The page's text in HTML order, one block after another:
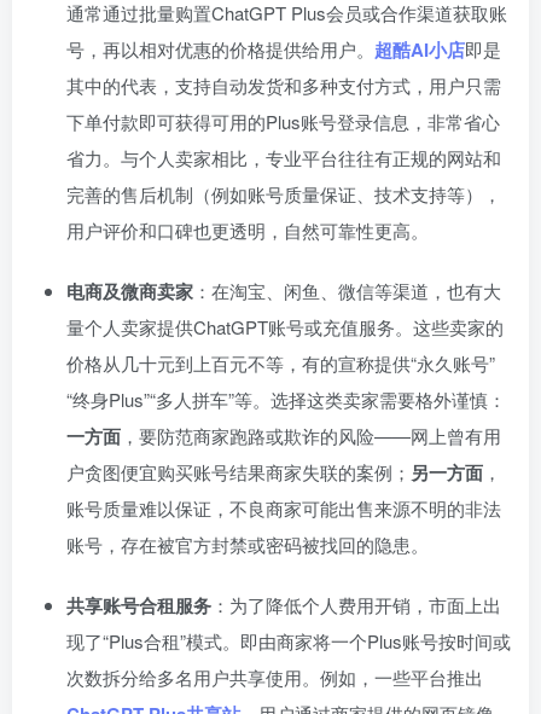
通常通过批量购置ChatGPT Plus会员或合作渠道获取账
号，再以相对优惠的价格提供给用户。 超酷AI小店即是
其中的代表，支持自动发货和多种支付方式，用户只需
下单付款即可获得可用的Plus账号登录信息，非常省心
省力。与个人卖家相比，专业平台往往有正规的网站和
完善的售后机制（例如账号质量保证、技术支持等），
用户评价和口碑也更透明，自然可靠性更高。
电商及微商卖家 ：在淘宝、闲鱼、微信等渠道，也有大
量个人卖家提供ChatGPT账号或充值服务。这些卖家的
价格从几十元到上百元不等，有的宣称提供“永久账号”
“终身Plus”“多人拼车”等。选择这类卖家需要格外谨慎：
一方面 ，要防范商家跑路或欺诈的风险——网上曾有用
户贪图便宜购买账号结果商家失联的案例； 另一方面 ，
账号质量难以保证，不良商家可能出售来源不明的非法
账号，存在被官方封禁或密码被找回的隐患。
共享账号合租服务 ：为了降低个人费用开销，市面上出
现了“Plus合租”模式。即由商家将一个Plus账号按时间或
次数拆分给多名用户共享使用。例如，一些平台推出